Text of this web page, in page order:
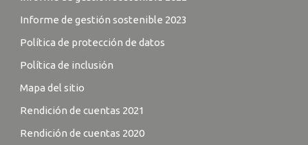
Informe de gestión sostenible 2023
Política de protección de datos
Política de inclusión
Mapa del sitio
Rendición de cuentas 2021
Rendición de cuentas 2020